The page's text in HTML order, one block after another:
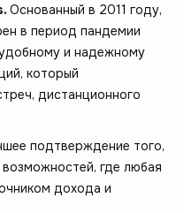
Основанный в 2011 году,
в период пандемии
и надежному
который
дистанционного
подтверждение того,
где любая
дохода и